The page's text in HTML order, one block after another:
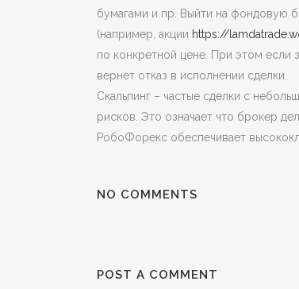
бумагами и пр. Выйти на фондовую
(например, акции https://
по конкретной цене. При этом если
вернет отказ в исполнении сделки.
Скальпинг – частые сделки с
рисков. Это означает что брокер
РобоФорекс обеспечивает
NO COMMENTS
POST A COMMENT